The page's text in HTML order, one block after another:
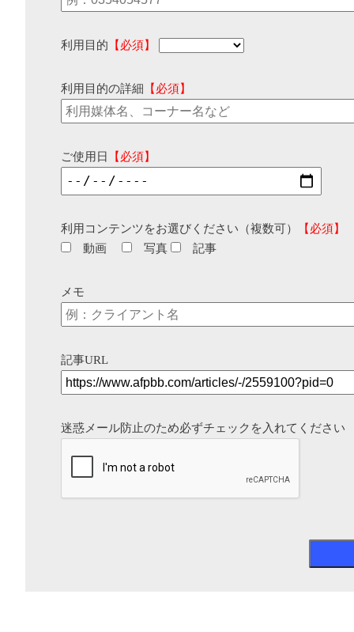
利用目的 【必須】
利用目的の詳細 【必須】
ご使用日 【必須】
利用コンテンツをお選びください（複数可）
【必須】
動画
写真 記事
メモ
記事URL
迷惑メール防止のため必ずチェックを入れてください